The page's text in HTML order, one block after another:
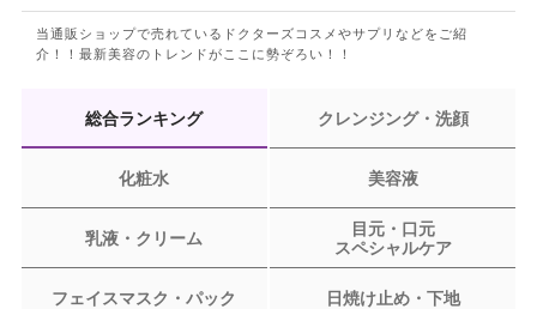
当通販ショップで売れているドクターズコスメやサプリなどをご紹
介！！最新美容のトレンドがここに勢ぞろい！！
総合ランキング クレンジング・洗顔
化粧水 美容液
乳液・クリーム
目元・口元
スペシャルケア
フェイスマスク・パック 日焼け止め・下地